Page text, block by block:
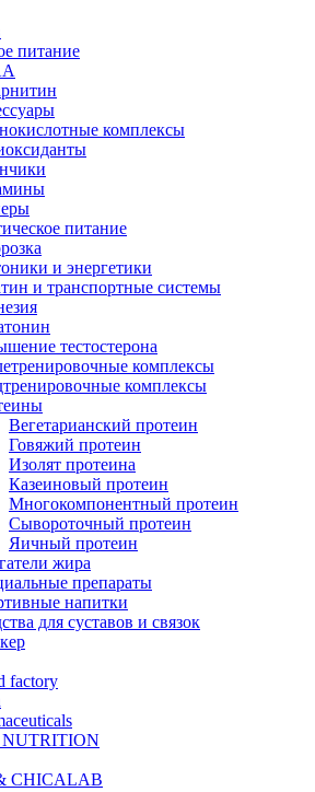
питание
комплексы
питание
и энергетики
и транспортные системы
тестостерона
комплексы
комплексы
Вегетарианский протеин
Говяжий протеин
Изолят протеина
Казеиновый протеин
Многокомпонентный протеин
Сывороточный протеин
Яичный протеин
жира
препараты
напитки
для суставов и связок
factory
CHICALAB